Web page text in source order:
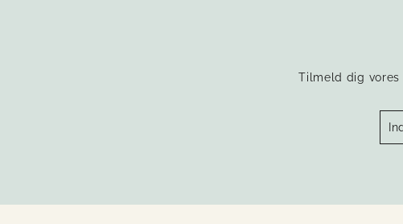
Tilmeld dig vores